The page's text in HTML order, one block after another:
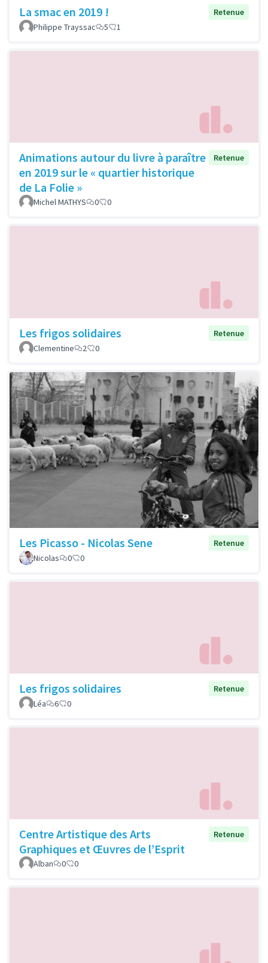
La smac en 2019 !
Retenue
Philippe Trayssac
5 1
Animations autour du livre à paraître
en 2019 sur le « quartier historique
de La Folie »
Retenue
Michel MATHYS 0 0
Les frigos solidaires
Retenue
Clementine
2 0
Les Picasso - Nicolas Sene
Retenue
Nicolas
0 0
Les frigos solidaires
Retenue
Léa
6 0
Centre Artistique des Arts
Graphiques et Œuvres de l’Esprit
Retenue
Alban 0 0